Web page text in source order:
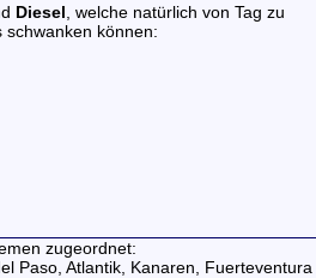
Diesel , welche natürlich von Tag zu
schwanken können:
zugeordnet:
Paso, Atlantik, Kanaren,
Fuerteventura